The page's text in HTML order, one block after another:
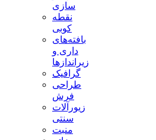
سازی
نقطه
کوبی
بافته‌های
داری و
زیراندازها
گرافیک
طراحی
فرش
زیورآلات
سنتی
منبت